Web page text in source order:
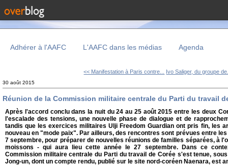
Adhérer à l'AAFC L'AAFC dans les médias Agenda
<< Manifestation à Paris contre... Ivo Saliger, du groupe
30 août 2015
Réunion de la Commission militaire centrale du Parti du travail
Après l'accord conclu dans la nuit du 24 au 25 août 2015 entre les deux
l'escalade des tensions, une nouvelle phase de dialogue et de
tandis que les exercices militaires Ulji Freedom Guardian ont pris fin, les
nouveau en "mode paix". Par ailleurs, des rencontres sont prévues entre
7 septembre, pour préparer de nouvelles réunions de familles séparées, à
moissons - qui aura lieu cette année le 27 septembre. Dans ce
Commission militaire centrale du Parti du travail de Corée s'est tenue,
Jong-un, dont un compte rendu, publié sur le site nord-coréen Naenara, est